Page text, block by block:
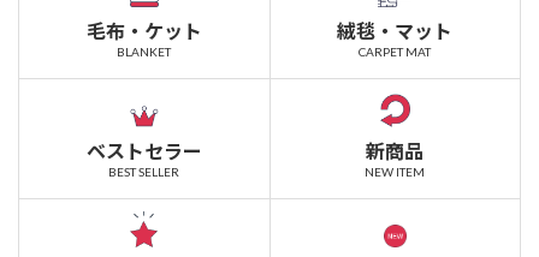
毛布・ケット
BLANKET
絨毯・マット
CARPET MAT
ベストセラー
BEST SELLER
新商品
NEW ITEM